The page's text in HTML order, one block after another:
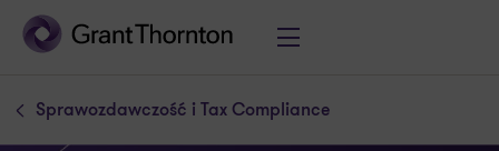
Sprawozdawczość i Tax Compliance